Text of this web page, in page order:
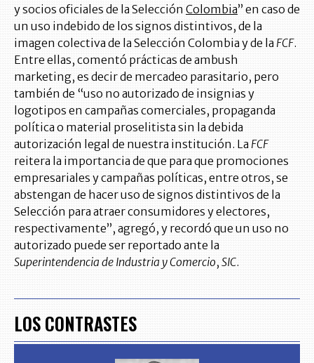
y socios oficiales de la Selección Colombia” en caso de
un uso indebido de los signos distintivos, de la
imagen colectiva de la Selección Colombia y de la FCF.
Entre ellas, comentó prácticas de ambush
marketing, es decir de mercadeo parasitario, pero
también de “uso no autorizado de insignias y
logotipos en campañas comerciales, propaganda
política o material proselitista sin la debida
autorización legal de nuestra institución. La FCF
reitera la importancia de que para que promociones
empresariales y campañas políticas, entre otros, se
abstengan de hacer uso de signos distintivos de la
Selección para atraer consumidores y electores,
respectivamente”, agregó, y recordó que un uso no
autorizado puede ser reportado ante la
Superintendencia de Industria y Comercio, SIC.
LOS CONTRASTES